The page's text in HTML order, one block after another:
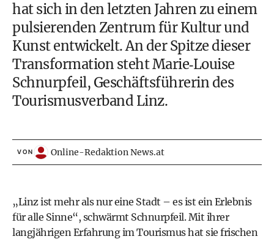
hat sich in den letzten Jahren zu einem
pulsierenden Zentrum für Kultur und
Kunst entwickelt. An der Spitze dieser
Transformation steht Marie‑Louise
Schnurpfeil, Geschäftsführerin des
Tourismusverband Linz.
VON Online-Redaktion News.at
„Linz ist mehr als nur eine Stadt – es ist ein Erlebnis
für alle Sinne“, schwärmt Schnurpfeil. Mit ihrer
langjährigen Erfahrung im Tourismus hat sie frischen